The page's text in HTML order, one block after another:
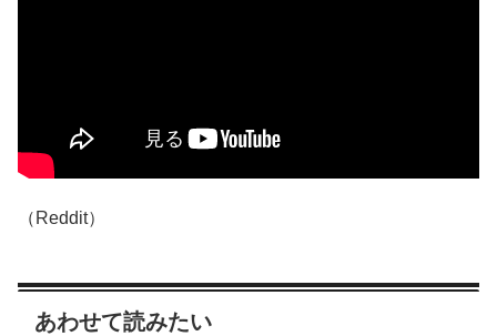
（Reddit）
あわせて読みたい